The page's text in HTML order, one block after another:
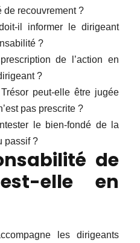
de recouvrement ?
il informer le dirigeant
?
de l’action en
?
peut-elle être jugée
pas prescrite ?
le bien-fondé de la
passif ?
de
elle en
les dirigeants